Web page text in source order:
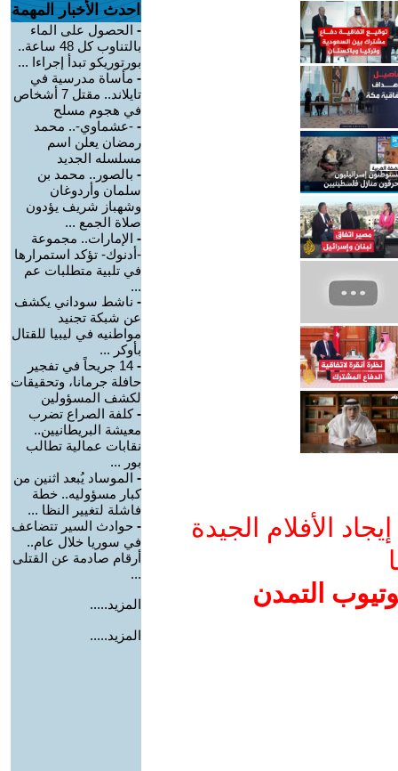
الأفلام الجيدة
التمدن
احدث الأخبار المهمة
- الحصول على الماء
بالتناوب كل 48 ساعة..
بورتوريكو تبدأ إجراءا ...
- مأساة مدرسية في
تايلاند.. مقتل 7 أشخاص
في هجوم مسلح
- -عشماوي-.. محمد
رمضان يعلن اسم
مسلسله الجديد
- بالصور.. محمد بن
سلمان وأردوغان
وشهباز شريف يؤدون
صلاة الجمع ...
- الإمارات.. مجموعة
-أدنوك- تؤكد استمرارها
في تلبية متطلبات عم
...
- ناشط سوداني يكشف
عن شبكة تجنيد
مواطنيه في ليبيا للقتال
بأوكر ...
-
14 جريحاً في تفجير
حافلة جرمانا، وتحقيقات
لكشف المسؤولين
-كلفة الصراع تضرب
معيشة البريطانيين..
نقابات عمالية تطالب
بور ...
- الموساد يُبعد اثنين من
كبار مسؤوليه.. خطة
فاشلة لتغيير النظا ...
- حوادث السير تتضاعف
في سوريا خلال عام..
أرقام صادمة عن القتلى
...
المزيد.....
المزيد.....